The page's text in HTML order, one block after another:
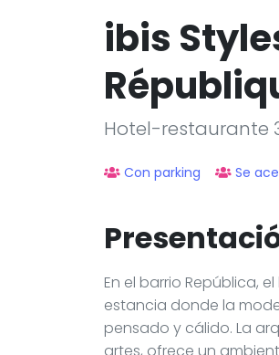
ibis
Hotel-restaurante
Con parking Se
En el barrio República,
estancia donde la
pensado y cálido. La
artes, ofrece un